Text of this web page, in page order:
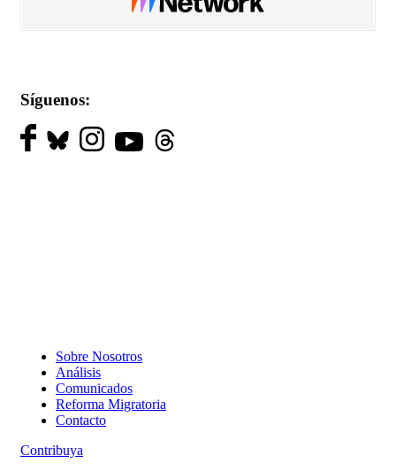
Síguenos:
Sobre Nosotros
Análisis
Comunicados
Reforma Migratoria
Contacto
Contribuya